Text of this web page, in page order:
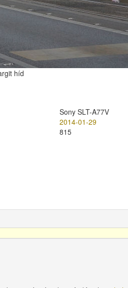
híd
Sony SLT-A77V
2014-01-29
815